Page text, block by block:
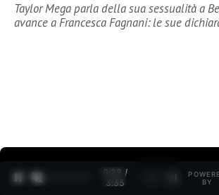
Taylor Mega parla della sua sessualità a
avance a Francesca Fagnani: le sue
0:30 /
3:35
BY